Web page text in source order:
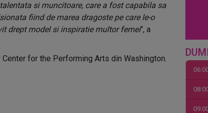
si muncitoare, care a fost capabila sa
fiind de marea dragoste pe care le-o
drept model si inspiratie multor femei", a
for the Performing Arts din Washington.